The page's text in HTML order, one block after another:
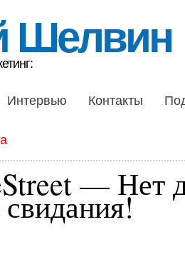
Шелвин
Интервью Контакты
— Нет